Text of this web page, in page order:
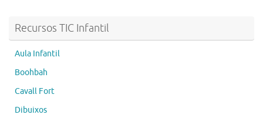
Recursos TIC Infantil
Aula Infantil
Boohbah
Cavall Fort
Dibuixos